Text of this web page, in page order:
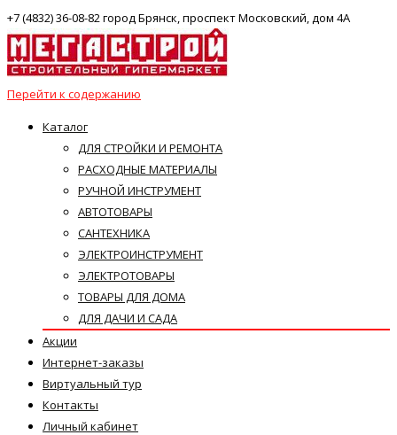
+7 (4832) 36-08-82 город Брянск, проспект Московский, дом 4А
Перейти к содержанию
Каталог
ДЛЯ СТРОЙКИ И РЕМОНТА
РАСХОДНЫЕ МАТЕРИАЛЫ
РУЧНОЙ ИНСТРУМЕНТ
АВТОТОВАРЫ
САНТЕХНИКА
ЭЛЕКТРОИНСТРУМЕНТ
ЭЛЕКТРОТОВАРЫ
ТОВАРЫ ДЛЯ ДОМА
ДЛЯ ДАЧИ И САДА
Акции
Интернет-заказы
Виртуальный тур
Контакты
Личный кабинет